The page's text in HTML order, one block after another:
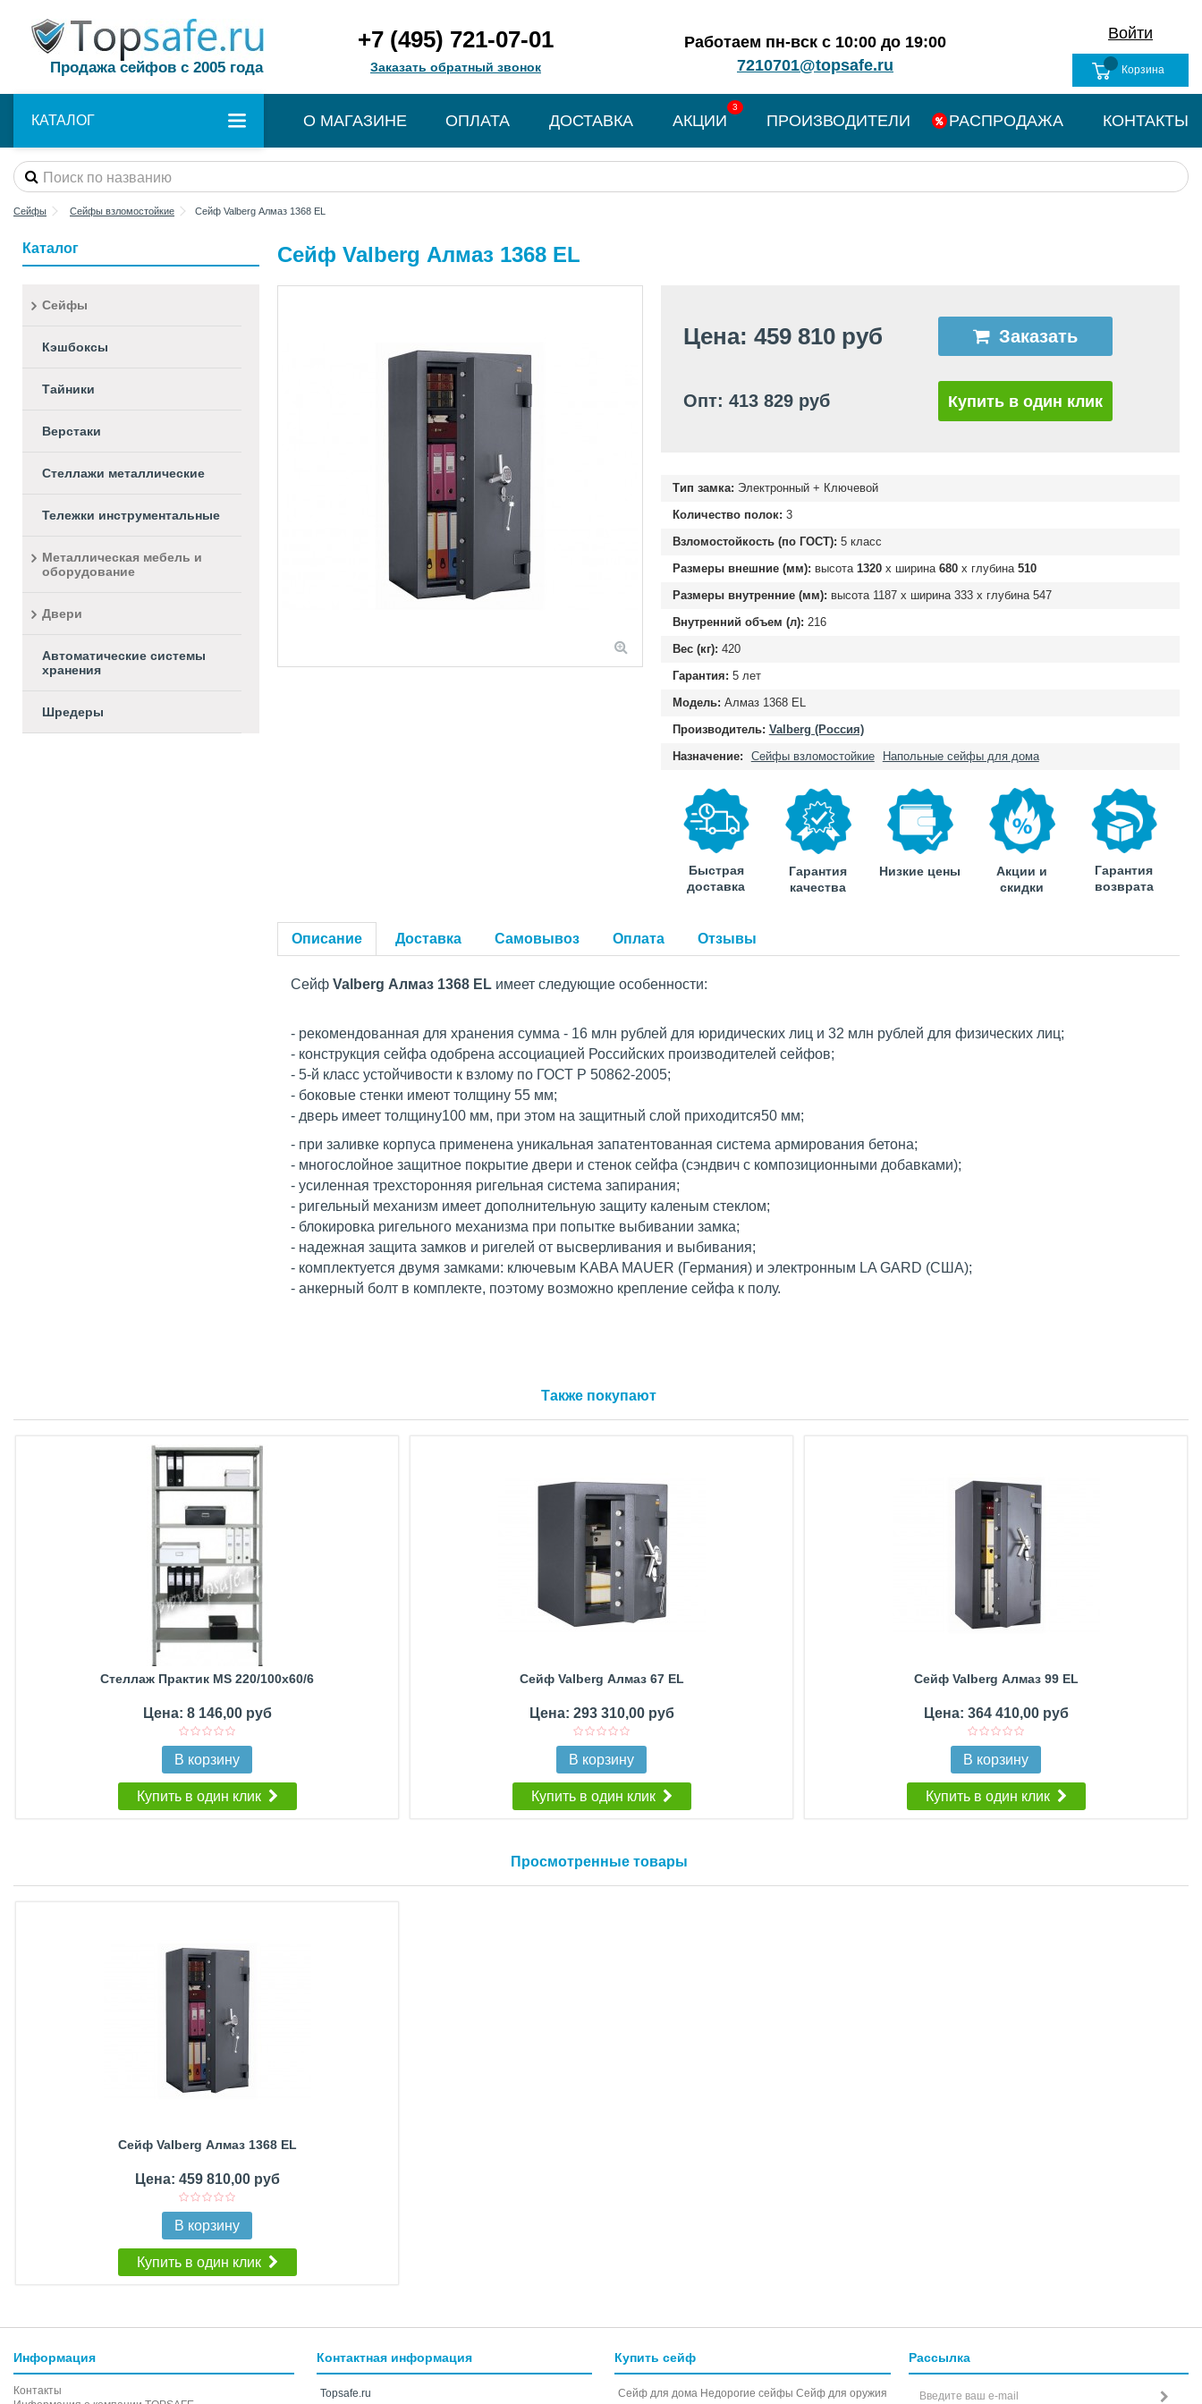
Продажа сейфов с 2005 года
Войти
Корзина
Работаем пн-вск с 10:00 до 19:00
7210701@topsafe.ru
+7 (495) 721-07-01
Заказать обратный звонок
КАТАЛОГ О МАГАЗИНЕ ОПЛАТА ДОСТАВКА
3
АКЦИИ ПРОИЗВОДИТЕЛИ РАСПРОДАЖА КОНТАКТЫ
Сейфы Сейфы взломостойкие Сейф Valberg Алмаз 1368 EL
Каталог
Сейфы
Кэшбоксы
Тайники
Верстаки
Стеллажи металлические
Тележки инструментальные
Металлическая мебель и
оборудование
Двери
Автоматические системы
хранения
Шредеры
Сейф Valberg Алмаз 1368 EL
Цена: 459 810 руб
Опт: 413 829 руб
Заказать
Купить в один клик
Тип замка: Электронный + Ключевой
Количество полок: 3
Взломостойкость (по ГОСТ): 5 класс
Размеры внешние (мм): высота 1320х ширина 680х глубина 510
Размеры внутренние (мм): высота 1187х ширина 333х глубина 547
Внутренний объем (л): 216
Вес (кг): 420
Гарантия: 5 лет
Модель: Алмаз 1368 EL
Производитель: Valberg (Россия)
Назначение:
Сейфы взломостойкие Напольные сейфы для дома
Быстрая
доставка
Гарантия
качества
Низкие цены
Акции и
скидки
Гарантия
возврата
Описание Доставка Самовывоз Оплата Отзывы
Сейф Valberg Алмаз 1368 EL имеет следующие особенности:
- рекомендованная для хранения сумма - 16 млн рублей для юридических лиц и 32 млн рублей для физических лиц;
- конструкция сейфа одобрена ассоциацией Российских производителей сейфов;
- 5-й класс устойчивости к взлому по ГОСТ Р 50862-2005;
- боковые стенки имеют толщину 55 мм;
- дверь имеет толщину100 мм, при этом на защитный слой приходится50 мм;
- при заливке корпуса применена уникальная запатентованная система армирования бетона;
- многослойное защитное покрытие двери и стенок сейфа (сэндвич с композиционными добавками);
- усиленная трехсторонняя ригельная система запирания;
- ригельный механизм имеет дополнительную защиту каленым стеклом;
- блокировка ригельного механизма при попытке выбивании замка;
- надежная защита замков и ригелей от высверливания и выбивания;
- комплектуется двумя замками: ключевым KABA MAUER (Германия) и электронным LA GARD (США);
- анкерный болт в комплекте, поэтому возможно крепление сейфа к полу.
Также покупают
Стеллаж Практик MS 220/100х60/6
Цена: 8 146,00 руб
В корзину
Купить в один клик
Сейф Valberg Алмаз 67 EL
Цена: 293 310,00 руб
В корзину
Купить в один клик
Сейф Valberg Алмаз 99 EL
Цена: 364 410,00 руб
В корзину
Купить в один клик
Просмотренные товары
Сейф Valberg Алмаз 1368 EL
Цена: 459 810,00 руб
В корзину
Купить в один клик
Информация
Контакты
Контактная информация
Topsafe.ru
Купить сейф
Сейф для дома Недорогие сейфы Сейф для оружия
Рассылка